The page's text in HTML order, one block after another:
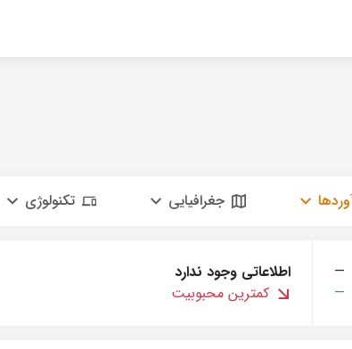
جغرافیایی تکنولوژی
—
—
اطلاعاتی وجود ندارد
کمترین محبوبیت